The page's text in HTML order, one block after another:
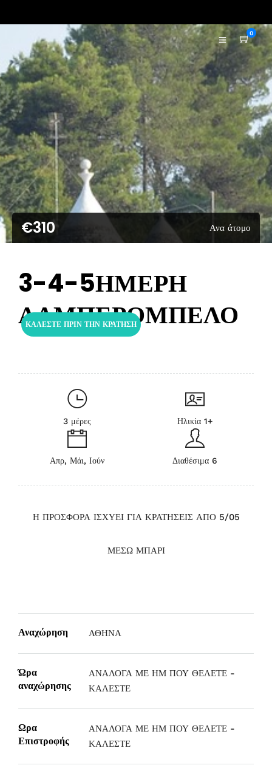
0
€310 Ανα άτομο
3-4-5ΗΜΕΡΗ
ΑΛΜΠΕΡΟΜΠΕΛΟ
ΚΑΛΕΣΤΕ ΠΡΙΝ ΤΗΝ ΚΡΑΤΗΣΗ
3 μέρες Ηλικία 1+
Απρ, Μάι, Ιούν Διαθέσιμα 6
Η ΠΡΟΣΦΟΡΑ ΙΣΧΥΕΙ ΓΙΑ ΚΡΑΤΗΣΕΙΣ ΑΠΟ 5/05
ΜΕΣΩ ΜΠΑΡΙ
Αναχώρηση ΑΘΗΝΑ
Ώρα
αναχώρησης
ΑΝΑΛΟΓΑ ΜΕ ΗΜ ΠΟΥ ΘΕΛΕΤΕ -
ΚΑΛΕΣΤΕ
Ωρα
Επιστροφής
ΑΝΑΛΟΓΑ ΜΕ ΗΜ ΠΟΥ ΘΕΛΕΤΕ -
ΚΑΛΕΣΤΕ